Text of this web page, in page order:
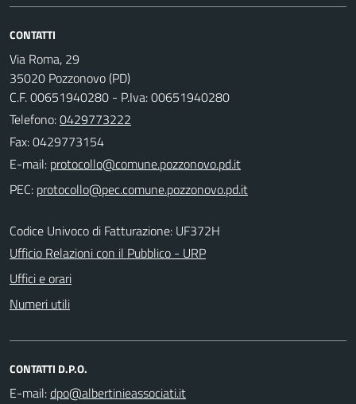
CONTATTI
Via Roma, 29
35020 Pozzonovo (PD)
C.F. 00651940280 - P.Iva: 00651940280
Telefono:0429773222
Fax: 0429773154
E-mail:
PEC:
Codice Univoco di Fatturazione: UF372H
Ufficio Relazioni con il Pubblico - URP
Uffici e orari
Numeri utili
CONTATTI D.P.O.
E-mail: